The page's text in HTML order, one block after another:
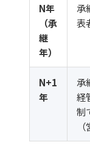
N年
（承
継
年）
承
表
N+1
年
承
経
制
（